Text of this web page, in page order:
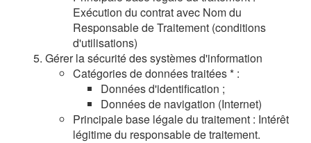
Exécution du contrat avec Nom du
Responsable de Traitement (conditions
d'utilisations)
Gérer la sécurité des systèmes d'information
Catégories de données traitées * :
Données d'identification ;
Données de navigation (Internet)
Principale base légale du traitement : Intérêt
légitime du responsable de traitement.